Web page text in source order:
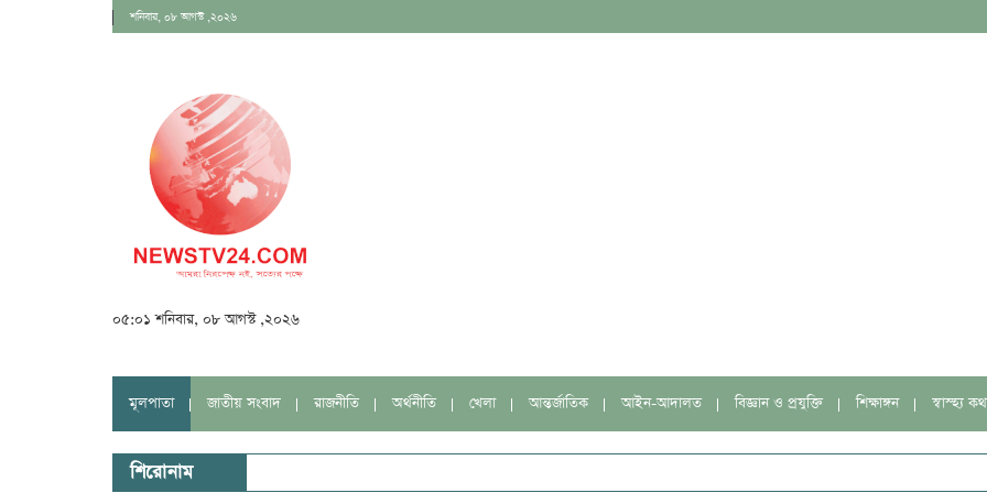
শনিবার, ০৮ আগস্ট ,২০২৬
০৫:০১ শনিবার, ০৮ আগস্ট ,২০২৬
মূলপাতা জাতীয় সংবাদ রাজনীতি অর্থনীতি খেলা আন্তর্জাতিক আইন-আদালত বিজ্ঞান ও প্রযুক্তি শিক্ষাঙ্গন স্বাস্হ্য
শিরোনাম